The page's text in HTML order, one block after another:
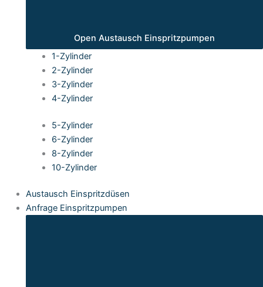
Open Austausch Einspritzpumpen
1-Zylinder
2-Zylinder
3-Zylinder
4-Zylinder
5-Zylinder
6-Zylinder
8-Zylinder
10-Zylinder
Austausch Einspritzdüsen
Anfrage Einspritzpumpen